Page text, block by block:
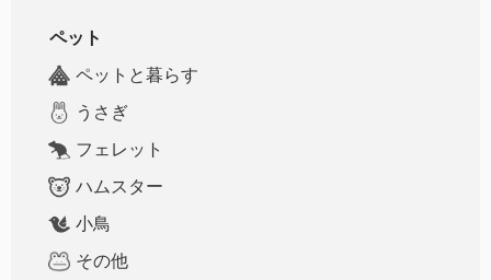
ペット
ペットと暮らす
うさぎ
フェレット
ハムスター
小鳥
その他